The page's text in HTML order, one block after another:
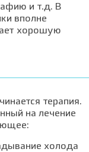
и т.д. В
вполне
хорошую
терапия.
на лечение
холода